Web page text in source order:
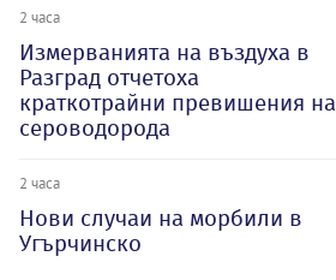
2 часа
Измерванията на въздуха в
Разград отчетоха
краткотрайни превишения на
сероводорода
2 часа
Нови случаи на морбили в
Угърчинско